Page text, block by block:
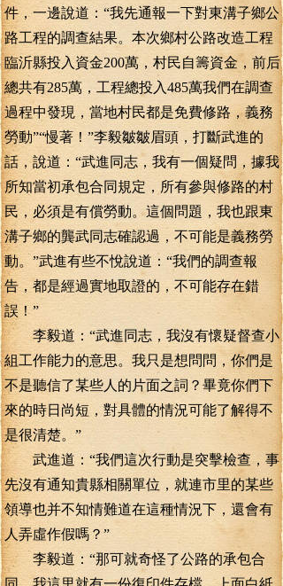
件，一邊說道：“我先通報一下對東溝子鄉公
路工程的調查結果。本次鄉村公路改造工程
臨沂縣投入資金200萬，村民自籌資金，前后
總共有285萬，工程總投入485萬我們在調查
過程中發現，當地村民都是免費修路，義務
勞動”“慢著！”李毅皺皺眉頭，打斷武進的
話，說道：“武進同志，我有一個疑問，據我
所知當初承包合同規定，所有參與修路的村
民，必須是有償勞動。這個問題，我也跟東
溝子鄉的龔武同志確認過，不可能是義務勞
動。”武進有些不悅說道：“我們的調查報
告，都是經過實地取證的，不可能存在錯
誤！”
李毅道：“武進同志，我沒有懷疑督查小
組工作能力的意思。我只是想問問，你們是
不是聽信了某些人的片面之詞？畢竟你們下
來的時日尚短，對具體的情況可能了解得不
是很清楚。”
武進道：“我們這次行動是突擊檢查，事
先沒有通知貴縣相關單位，就連市里的某些
領導也并不知情難道在這種情況下，還會有
人弄虛作假嗎？”
李毅道：“那可就奇怪了公路的承包合